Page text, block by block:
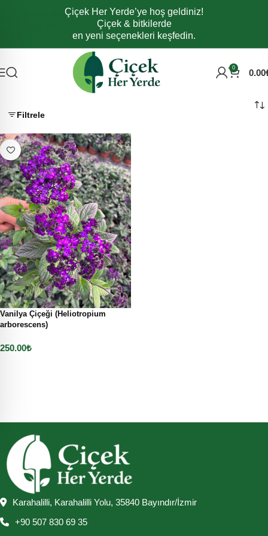
Navigasyona atlaÇiçek Her Yerde’ye hoş geldiniz!
Çiçek & bitkilerde
en yeni seçenekleri keşfedin.
0 0.00
Filtrele
Vanilya Çiçeği (Heliotropium
arborescens)
250.00₺
Karahalilli, Karahalilli Yolu, 35840 Bayındır/İzmir
+90 507 830 69 35